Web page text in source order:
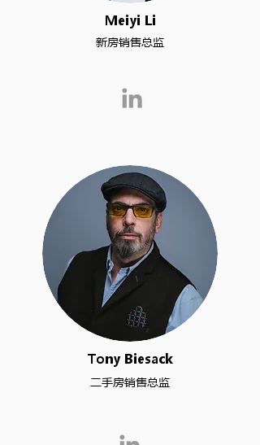
Meiyi Li
新房销售总监
Tony Biesack
二手房销售总监